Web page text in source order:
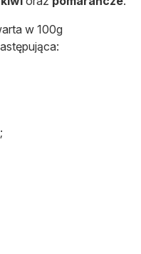
w 100g